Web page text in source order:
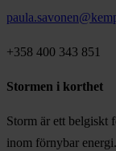
+358 400 343 851
Stormen i korthet
Storm är ett belgiskt
inom förnybar